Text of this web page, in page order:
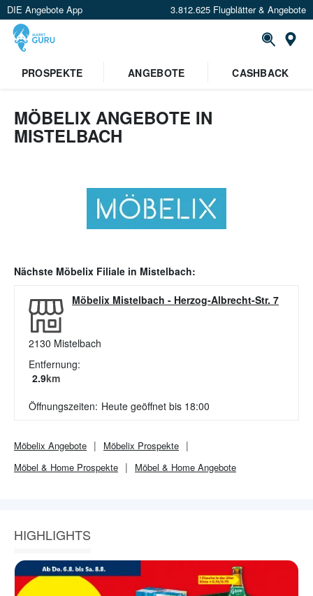
DIE Angebote App 3.812.625 Flugblätter & Angebote
PROSPEKTE
ANGEBOTE CASHBACK
MÖBELIX ANGEBOTE IN
MISTELBACH
Nächste Möbelix Filiale in Mistelbach:
Möbelix Mistelbach - Herzog-Albrecht-Str. 7
2130 Mistelbach
Entfernung:
2.9km
Öffnungszeiten: Heute geöffnet bis 18:00
Möbelix Angebote Möbelix Prospekte
Möbel & Home Prospekte Möbel & Home Angebote
HIGHLIGHTS